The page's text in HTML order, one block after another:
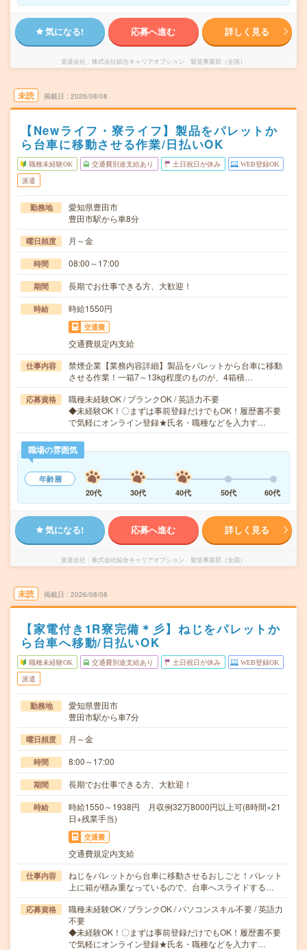
気になる! 応募へ進む 詳しく見る
派遣会社 株式会社綜合キャリアオプション 製造事業部（全国）
未読 掲載日 2026/08/08
【Newライフ・寮ライフ】製品をパレットか
ら台車に移動させる作業/日払いOK
職種未経験OK 交通費別途支給あり 土日祝日が休み WEB登録OK
派遣
勤務地
愛知県豊田市
豊田市駅から車8分
曜日頻度 月～金
時間 08:00～17:00
期間 長期でお仕事できる方、大歓迎！
時給 時給1550円
交通費
交通費規定内支給
仕事内容
禁煙企業【業務内容詳細】製品をパレットから台車に移動
させる作業！一箱7～13kg程度のものが、4箱積…
応募資格
職種未経験OK / ブランクOK / 英語力不要
◆未経験OK！〇まずは事前登録だけでもOK！履歴書不要
で気軽にオンライン登録★氏名・職種などを入力す…
職場の雰囲気
年齢層
20代
30代 40代 50代 60代
気になる! 応募へ進む 詳しく見る
派遣会社 株式会社綜合キャリアオプション 製造事業部（全国）
未読 掲載日 2026/08/08
【家電付き1R寮完備＊彡】ねじをパレットか
ら台車へ移動/日払いOK
職種未経験OK 交通費別途支給あり 土日祝日が休み WEB登録OK
派遣
勤務地
愛知県豊田市
豊田市駅から車7分
曜日頻度 月～金
時間 8:00～17:00
期間 長期でお仕事できる方、大歓迎！
時給
時給1550～1938円 月収例32万8000円以上可(8時間×21
日+残業手当)
交通費
交通費規定内支給
仕事内容
ねじをパレットから台車に移動させるおしごと！パレット
上に箱が積み重なっているので、台車へスライドする…
応募資格
職種未経験OK / ブランクOK / パソコンスキル不要 / 英語力
不要
◆未経験OK！〇まずは事前登録だけでもOK！履歴書不要
で気軽にオンライン登録★氏名・職種などを入力す…